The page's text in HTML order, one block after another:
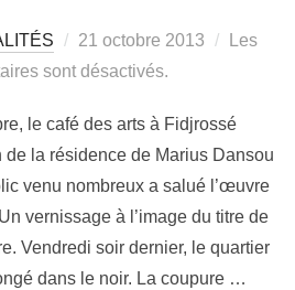
21 octobre 2013
Les
sont désactivés.
le café des arts à Fidjrossé
la résidence de Marius Dansou
venu nombreux a salué l’œuvre
vernissage à l’image du titre de
Vendredi soir dernier, le quartier
dans le noir. La coupure …